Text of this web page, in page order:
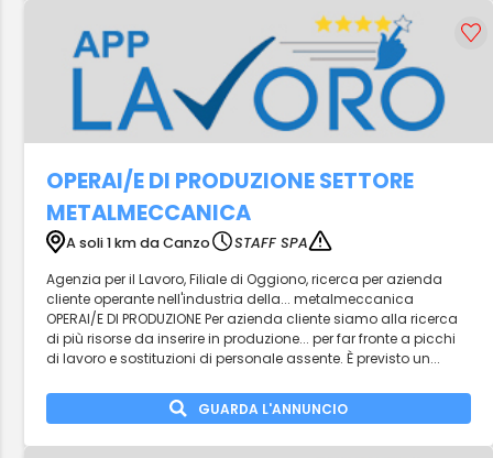
OPERAI/E DI PRODUZIONE SETTORE
METALMECCANICA
A soli 1 km da Canzo
STAFF SPA
Agenzia per il Lavoro, Filiale di Oggiono, ricerca per azienda
cliente operante nell'industria della... metalmeccanica
OPERAI/E DI PRODUZIONE Per azienda cliente siamo alla ricerca
di più risorse da inserire in produzione... per far fronte a picchi
di lavoro e sostituzioni di personale assente. È previsto un...
GUARDA L'ANNUNCIO